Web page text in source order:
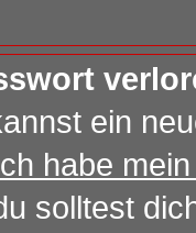
ein
habe
solltest